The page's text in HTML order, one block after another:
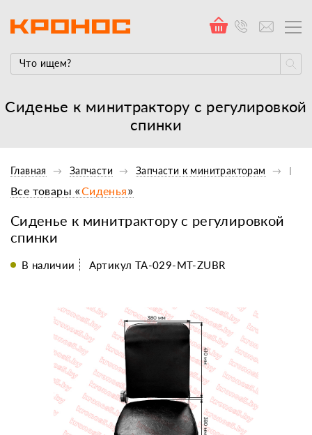
Сиденье к минитрактору с регулировкой
спинки
Главная Запчасти Запчасти к минитракторам
Сиденье к минитрактору с регулировкой
спинки
Все товары «Сиденья»
В наличии Артикул TA-029-MT-ZUBR